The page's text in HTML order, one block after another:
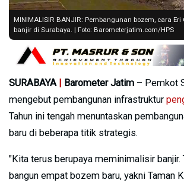
MINIMALISIR BANJIR: Pembangunan bozem, cara
banjir di Surabaya. | Foto: Barometerjatim.com/HPS
SURABAYA | Barometer Jatim – Pemkot
mengebut pembangunan infrastruktur
Tahun ini tengah menuntaskan
baru di beberapa titik strategis.
"Kita terus berupaya meminimalisir banjir.
bangun empat bozem baru, yakni Taman